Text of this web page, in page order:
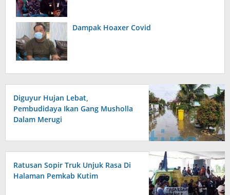
Dampak Hoaxer Covid
Diguyur Hujan Lebat,
Pembudidaya Ikan Gang Musholla
Dalam Merugi
Ratusan Sopir Truk Unjuk Rasa Di
Halaman Pemkab Kutim